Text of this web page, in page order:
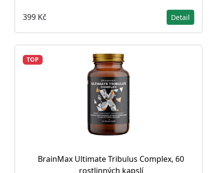
399 Kč Detail
TOP
BrainMax Ultimate Tribulus Complex, 60
rostlinných kapslí